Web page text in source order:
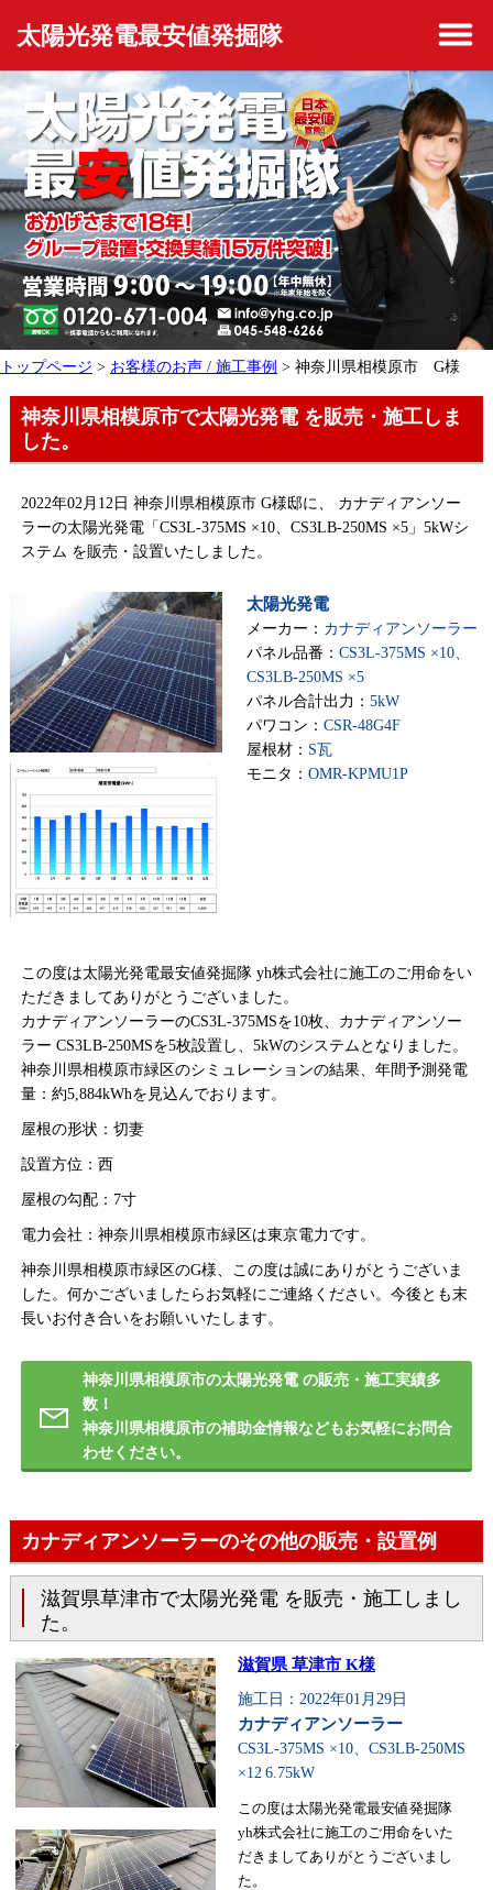
太陽光発電最安値発掘隊
トップページ > お客様のお声 / 施工事例 > 神奈川県相模原市 G様
神奈川県相模原市で太陽光発電 を販売・施工しま
した。
2022年02月12日 神奈川県相模原市 G様邸に、 カナディアンソー
ラーの太陽光発電「CS3L-375MS ×10、CS3LB-250MS ×5」5kWシ
ステム を販売・設置いたしました。
太陽光発電
メーカー： カナディアンソーラー
パネル品番： CS3L-375MS ×10、
CS3LB-250MS ×5
パネル合計出力： 5kW
パワコン： CSR-48G4F
屋根材： S瓦
モニタ： OMR-KPMU1P
この度は太陽光発電最安値発掘隊 yh株式会社に施工のご用命をい
ただきましてありがとうございました。
カナディアンソーラーのCS3L-375MSを10枚、カナディアンソー
ラー CS3LB-250MSを5枚設置し、5kWのシステムとなりました。
神奈川県相模原市緑区のシミュレーションの結果、年間予測発電
量：約5,884kWhを見込んでおります。
屋根の形状：切妻
設置方位：西
屋根の勾配：7寸
電力会社：神奈川県相模原市緑区は東京電力です。
神奈川県相模原市緑区のG様、この度は誠にありがとうございま
した。何かございましたらお気軽にご連絡ください。今後とも末
長いお付き合いをお願いいたします。
神奈川県相模原市の太陽光発電 の販売・施工実績多
数！
神奈川県相模原市の補助金情報などもお気軽にお問合
わせください。
カナディアンソーラーのその他の販売・設置例
滋賀県草津市で太陽光発電 を販売・施工しまし
た。
滋賀県 草津市 K様
施工日：2022年01月29日
カナディアンソーラー
CS3L-375MS ×10、CS3LB-250MS
×12 6.75kW
この度は太陽光発電最安値発掘隊
yh株式会社に施工のご用命をいた
だきましてありがとうございまし
た。